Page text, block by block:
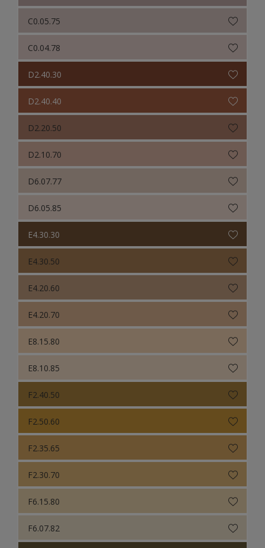
C0.05.75
C0.04.78
D2.40.30
D2.40.40
D2.20.50
D2.10.70
D6.07.77
D6.05.85
E4.30.30
E4.30.50
E4.20.60
E4.20.70
E8.15.80
E8.10.85
F2.40.50
F2.50.60
F2.35.65
F2.30.70
F6.15.80
F6.07.82